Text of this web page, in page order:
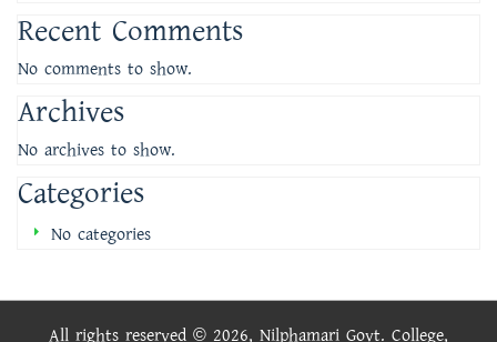
Recent Comments
No comments to show.
Archives
No archives to show.
Categories
No categories
All rights reserved © 2026, Nilphamari Govt. College,